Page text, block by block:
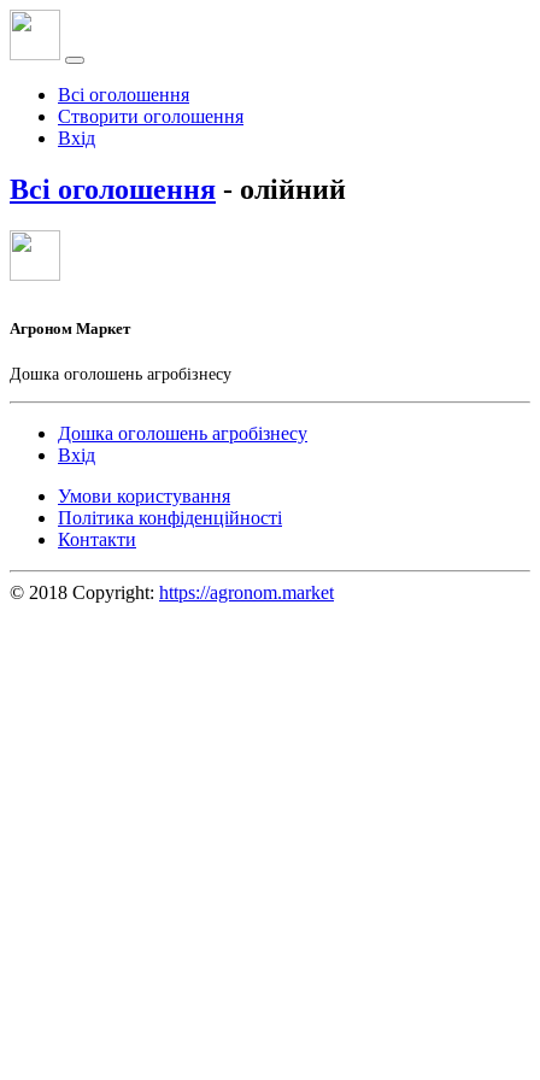
Всі оголошення
Створити оголошення
Вхід
Всі оголошення - олійний
Агроном Маркет
Дошка оголошень агробізнесу
Дошка оголошень агробізнесу
Вхід
Умови користування
Політика конфіденційності
Контакти
© 2018 Copyright: https://agronom.market